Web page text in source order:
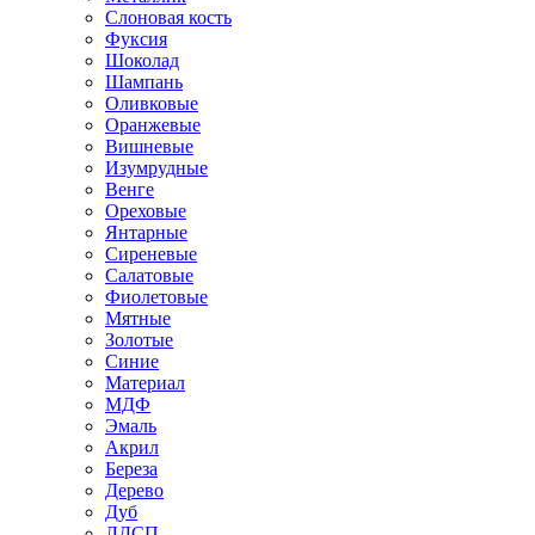
Слоновая кость
Фуксия
Шоколад
Шампань
Оливковые
Оранжевые
Вишневые
Изумрудные
Венге
Ореховые
Янтарные
Сиреневые
Салатовые
Фиолетовые
Мятные
Золотые
Синие
Материал
МДФ
Эмаль
Акрил
Береза
Дерево
Дуб